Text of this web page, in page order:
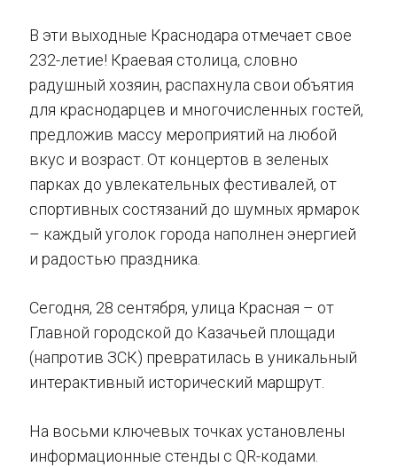
В эти выходные Краснодара отмечает свое
232-летие! Краевая столица, словно
радушный хозяин, распахнула свои объятия
для краснодарцев и многочисленных гостей,
предложив массу мероприятий на любой
вкус и возраст. От концертов в зеленых
парках до увлекательных фестивалей, от
спортивных состязаний до шумных ярмарок
– каждый уголок города наполнен энергией
и радостью праздника.
Сегодня, 28 сентября, улица Красная – от
Главной городской до Казачьей площади
(напротив ЗСК) превратилась в уникальный
интерактивный исторический маршрут.
На восьми ключевых точках установлены
информационные стенды с QR-кодами.